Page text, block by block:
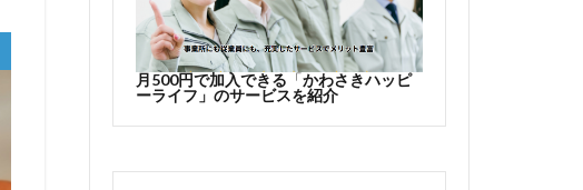
月500円で加入できる 「かわさきハッピ
ーライフ」のサービスを紹介